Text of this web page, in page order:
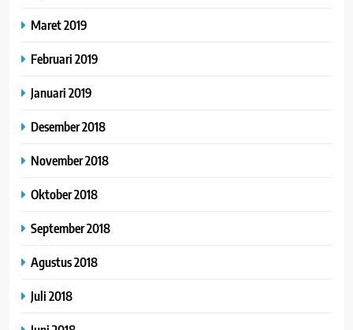
Maret 2019
Februari 2019
Januari 2019
Desember 2018
November 2018
Oktober 2018
September 2018
Agustus 2018
Juli 2018